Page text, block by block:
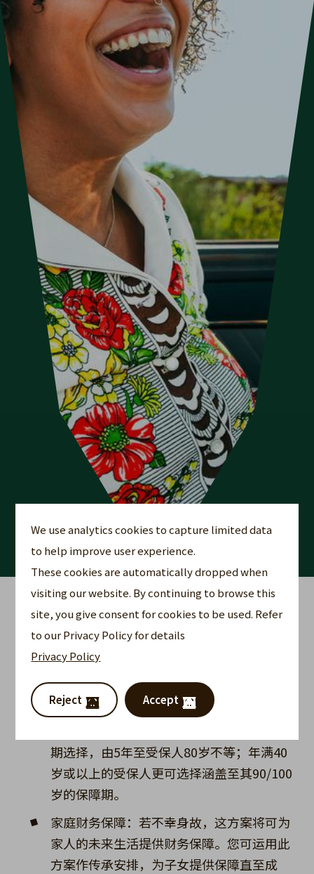
Trendsetter Ultra 是一种定期寿险产品，能灵活地
配合高资产净值人士的保障需要，提供充分人寿保
通过 Trendsetter Ultra（Singapore），您可以享
有：
期选择，由5年至受保人80岁不等；年满40
岁或以上的受保人更可选择涵盖至其90/100
岁的保障期。
家庭财务保障：若不幸身故，这方案将可为
家人的未来生活提供财务保障。您可运用此
方案作传承安排，为子女提供保障直至成
We use analytics cookies to capture limited data
to help improve user experience.
These cookies are automatically dropped when
visiting our website. By continuing to browse this
site, you give consent for cookies to be used. Refer
to our Privacy Policy for details
Privacy Policy
Reject Accept